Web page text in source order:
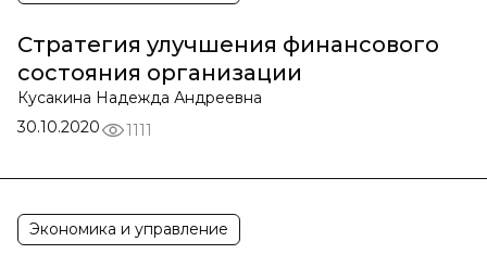
Стратегия улучшения финансового
состояния организации
Кусакина Надежда Андреевна
30.10.2020
1111
Экономика и управление